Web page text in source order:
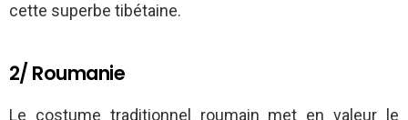
cette superbe tibétaine.
2/ Roumanie
Le costume traditionnel roumain met en valeur le